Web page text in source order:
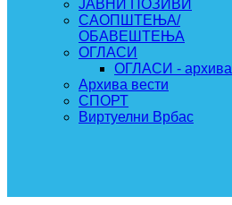
ЈАВНИ ПОЗИВИ
САОПШТЕЊА/
ОБАВЕШТЕЊА
ОГЛАСИ
ОГЛАСИ - архива
Архива вести
СПОРТ
Виртуелни Врбас